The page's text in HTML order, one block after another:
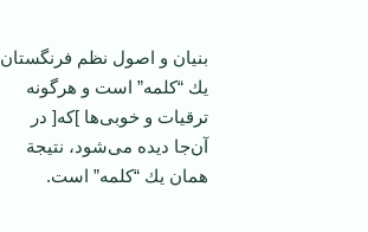
بنیان‌ و اصول‌ نظم‌ فرنگستان‌
یك‌ “كلمه‌” است‌ و هرگونه
‌ترقیات‌ و خوبی‌ها ]كه‌[ در
آن‌جا دیده‌ می‌شود، نتیجة‌
همان‌ یك‌ “كلمه‌” است‌.